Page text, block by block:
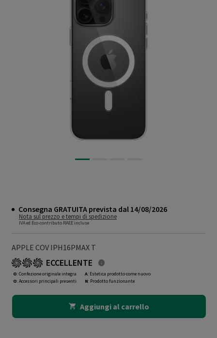
Consegna GRATUITA prevista dal 14/08/2026
Nota sul prezzo e tempi di spedizione
IVA ed Eco-contributo RAEE incluse
APPLE COV IPH16PMAX T
ECCELLENTE
O: Confezione originale integra
O: Accessori principali presenti
A: Estetica prodotto come nuovo
N: Prodotto funzionante
Aggiungi al carrello